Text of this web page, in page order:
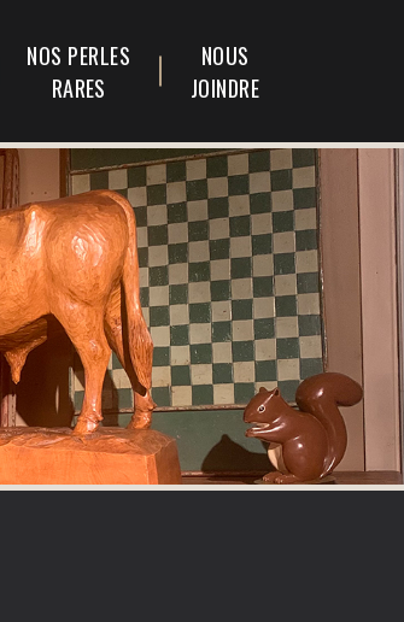
NOS PERLES
RARES
NOUS
JOINDRE